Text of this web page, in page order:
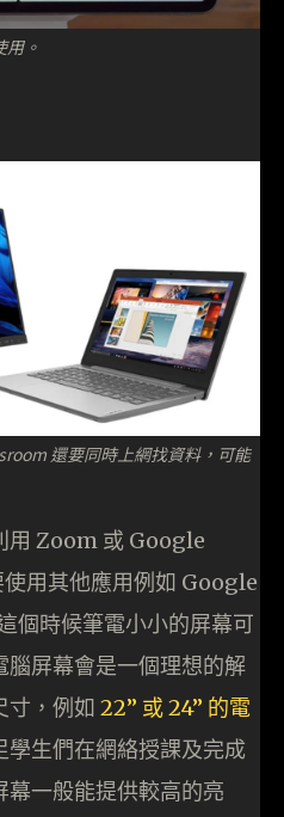
。
還要同時上網找資料，可能
用 Zoom 或 Google
用其他應用例如 Google
個時候筆電小小的屏幕可
屏幕會是一個理想的解
寸，例如 22” 或 24” 的電
學生們在網絡授課及完成
一般能提供較高的亮